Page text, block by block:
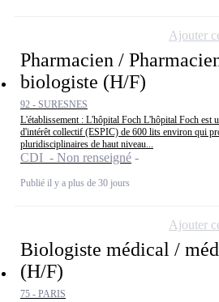
Pharmacien /
biologiste (H/F)
92 - SURESNES
L'établissement : L'hôpital Foch L'hôpital Foch est
d'intérêt collectif (ESPIC) de 600 lits environ qui
pluridisciplinaires de haut niveau...
CDI - Non renseigné
Publié il y a plus de 30 jours
Ajouter
Biologiste médical /
(H/F)
75 - PARIS
Ajouter